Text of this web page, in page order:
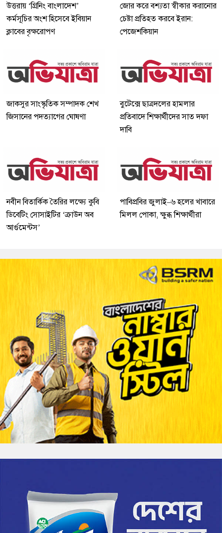
উত্তরায় ‘গ্রিনিং বাংলাদেশ’
কর্মসূচির অংশ হিসেবে ইবিয়ান
ক্লাবের বৃক্ষরোপণ
জোর করে বশ্যতা স্বীকার করানোর
চেষ্টা প্রতিহত করবে ইরান:
পেজেশকিয়ান
জাকসুর সাংস্কৃতিক সম্পাদক শেখ
জিসানের পদত্যাগের ঘোষণা
বুটেক্সে ছাত্রদলের হামলার
প্রতিবাদে শিক্ষার্থীদের সাত দফা
দাবি
নবীন বিতার্কিক তৈরির লক্ষ্যে কুবি
ডিবেটিং সোসাইটির ‘ক্রাউন অব
আর্গুমেন্টস’
পাবিপ্রবির জুলাই–৬ হলের খাবারে
মিলল পোকা, ক্ষুব্ধ শিক্ষার্থীরা